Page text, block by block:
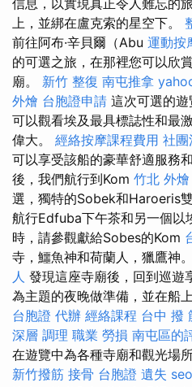
信息，以實現真正令人難忘的
上，並綁在盧克索的星空下。
前往阿布·辛貝爾（Abu 運動按
的可選之旅，在那裡您可以欣
廟。 新竹 整復 南屯推拿
外燴 台胞證申請 這次可選的遊
可以觀看埃及最具標誌性和最
偉大。 經絡按摩課程費用 社團
可以享受該船的豪華舒適服務
後，我們航行到Kom 竹北 外燴
選，獨特的Sobek和Haroeris
航行Edfuba下午茶和另一個以
時，請參觀獻給Sobes的Kom
寺，鱷魚神和荷蘭人，獵鷹神。
人 發現這座寺廟後，回到巡遊
為主題的夜晚做準備，並在船
台胞證 代辦 經絡課程 台中 撥
深層 調理 職業 勞損 南屯區的
在遊覽中為各種寺廟和觀光場
新竹撥筋 接骨 台胞證 遺失